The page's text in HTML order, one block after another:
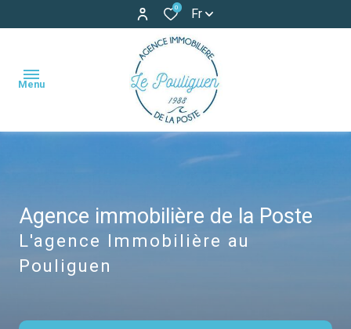
0 Fr
Menu
maisons
appartements
autres
locations
maisons
appartements
locations
Agence immobilière de la Poste
L'agence Immobilière au
Pouliguen